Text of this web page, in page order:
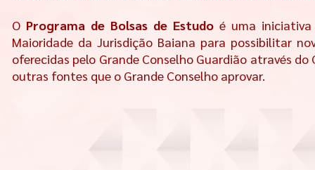
O Programa de Bolsas de Estudo é uma iniciativa
Maioridade da Jurisdição Baiana para possibilitar
oferecidas pelo Grande Conselho Guardião através
outras fontes que o Grande Conselho aprovar.